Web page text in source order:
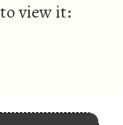
view it: